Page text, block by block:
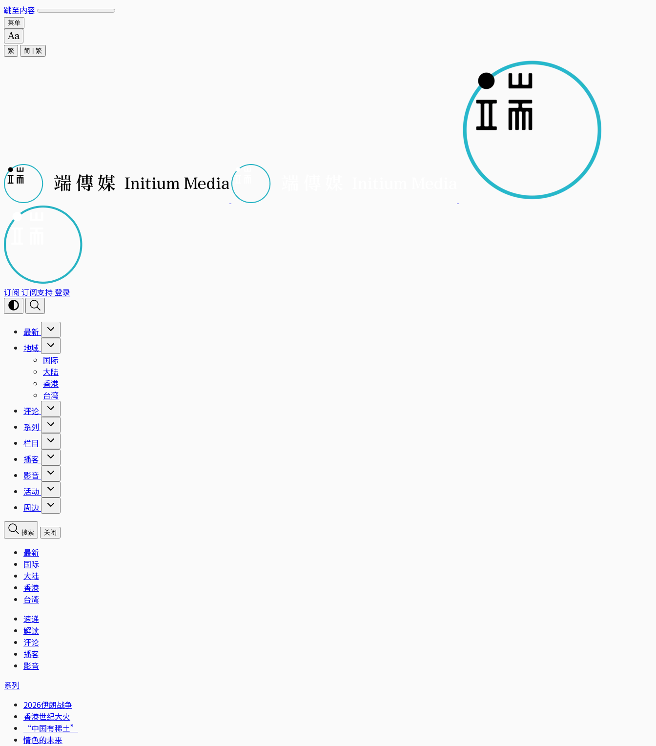
跳至内容
菜单
繁 简 繁
订阅 订阅支持登录
最新
地域
国际
大陆
香港
台湾
评论
系列
栏目
播客
影音
活动
周边
搜索 关闭
最新
国际
大陆
香港
台湾
速递
解读
评论
播客
影音
系列
2026伊朗战争
香港世纪大火
“中国有稀土”
情色的未来